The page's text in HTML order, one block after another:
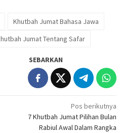
Khutbah Jumat Bahasa Jawa
Jumat Tentang Safar
SEBARKAN
Pos berikutnya
7 Khutbah Jumat Pilihan Bulan
Rabiul Awal Dalam Rangka